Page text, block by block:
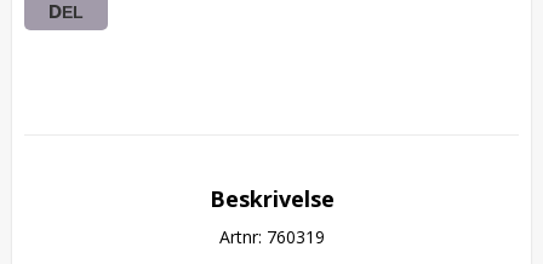
DEL
Beskrivelse
Artnr: 760319